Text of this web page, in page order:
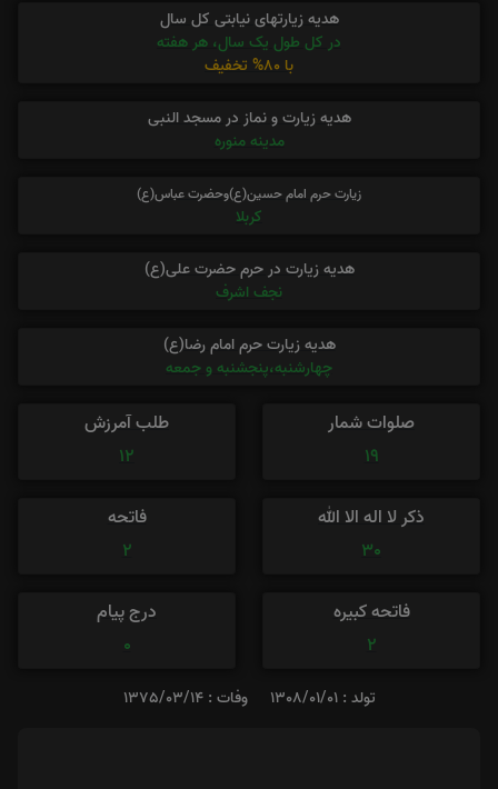
هدیه زیارتهای نیابتی کل سال
در کل طول یک سال، هر هفته
با 80% تخفیف
هدیه زیارت و نماز در مسجد النبی
مدینه منوره
زیارت حرم امام حسین(ع)وحضرت عباس(ع)
کربلا
هدیه زیارت در حرم حضرت علی(ع)
نجف اشرف
هدیه زیارت حرم امام رضا(ع)
چهارشنبه،پنجشنبه و جمعه
صلوات شمار
19
طلب آمرزش
12
ذکر لا اله الا الله
30
فاتحه
2
فاتحه کبیره
2
درج پیام
0
تولد : 1308/01/01 وفات : 1375/03/14